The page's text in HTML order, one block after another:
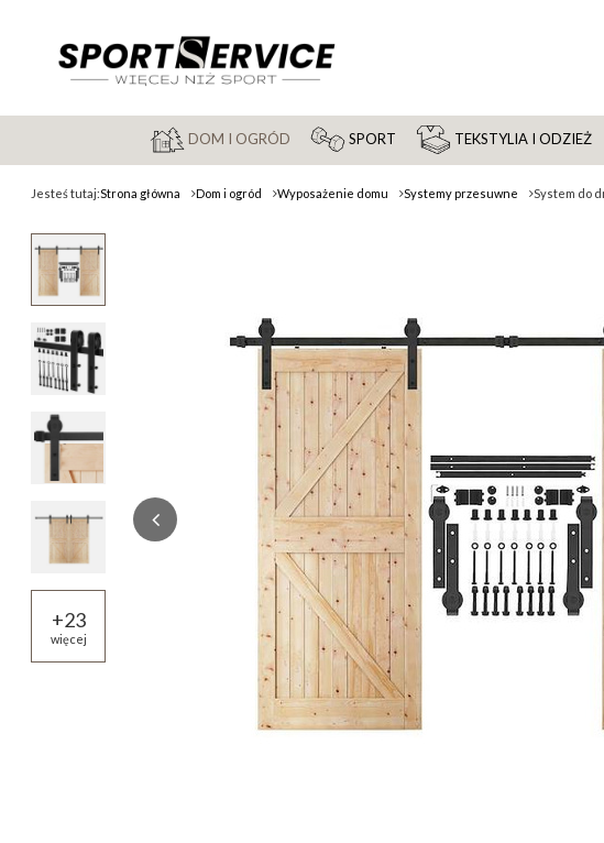
DOM I OGRÓD SPORT TEKSTYLIA I ODZIEŻ
Jesteś tutaj:Strona główna Dom i ogród Wyposażenie domu Systemy przesuwne System do
+23
więcej